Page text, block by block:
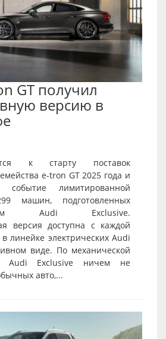
GT получил
версию в
к старту поставок
e-tron GT 2025 года и
событие лимитированной
машин, подготовленных
Audi Exclusive.
версия доступна с каждой
линейке электрических Audi
виде. По механической
Audi Exclusive ничем не
авто,...